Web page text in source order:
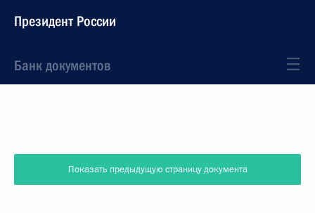
Президент России
Банк документов
Показать предыдущую страницу документа